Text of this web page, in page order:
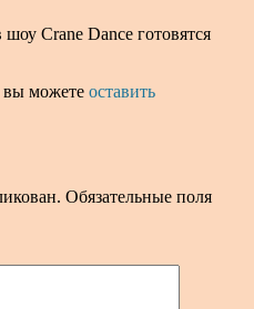
Crane Dance готовятся
вы можете оставить
Обязательные поля